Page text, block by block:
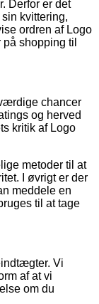
Derfor er det
kvittering,
ordren af Logo
shopping til
chancer
og herved
kritik af Logo
metoder til at
I øvrigt er der
meddele en
til at tage
Vi
af at vi
om du